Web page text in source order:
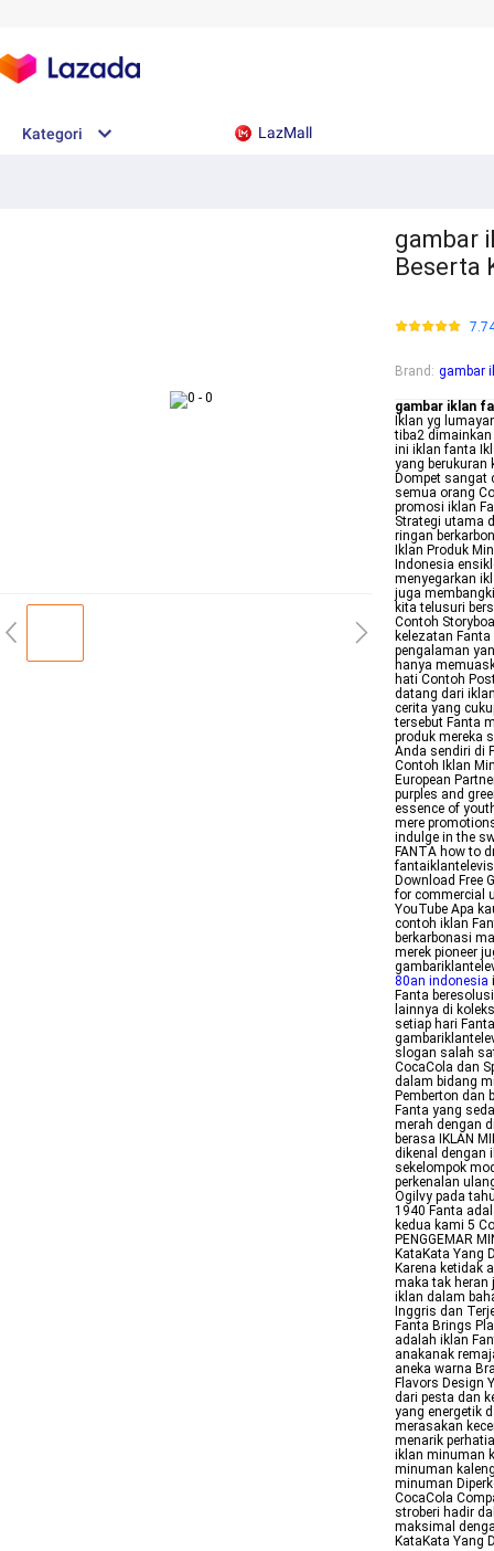
Kategori LazMall
gambar
Beserta
Brand : gambar
gambar iklan
Iklan yg
tiba2
ini iklan fanta
yang berukuran
Dompet sangat
semua orang
promosi iklan
Strategi utama
ringan
Iklan Produk
Indonesia
menyegarkan
juga
kita telusuri
Contoh
kelezatan
pengalaman
hanya
hati Contoh
datang dari
cerita yang
tersebut Fanta
produk mereka
Anda sendiri di
Contoh Iklan
European
purples and
essence of
mere
indulge in the
FANTA how to
Download Free
for commercial
YouTube Apa
contoh iklan
berkarbonasi
merek pioneer
80an indonesia
Fanta
lainnya di
setiap hari
slogan salah
CocaCola dan
dalam bidang
Pemberton dan
Fanta yang
merah dengan
berasa IKLAN
dikenal dengan
sekelompok
perkenalan
Ogilvy pada
1940 Fanta
kedua kami 5
PENGGEMAR
KataKata Yang
Karena ketidak
maka tak heran
iklan dalam
Inggris dan
Fanta Brings
adalah iklan
anakanak
aneka warna
Flavors Design
dari pesta dan
yang energetik
merasakan
menarik
iklan minuman
minuman
minuman
CocaCola
stroberi hadir
maksimal
KataKata Yang